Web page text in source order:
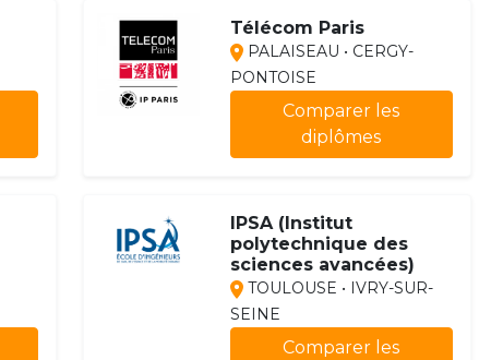
Télécom Paris
PALAISEAU • CERGY-
PONTOISE
Comparer les
diplômes
IPSA (Institut
polytechnique des
sciences avancées)
TOULOUSE • IVRY-SUR-
SEINE
Comparer les